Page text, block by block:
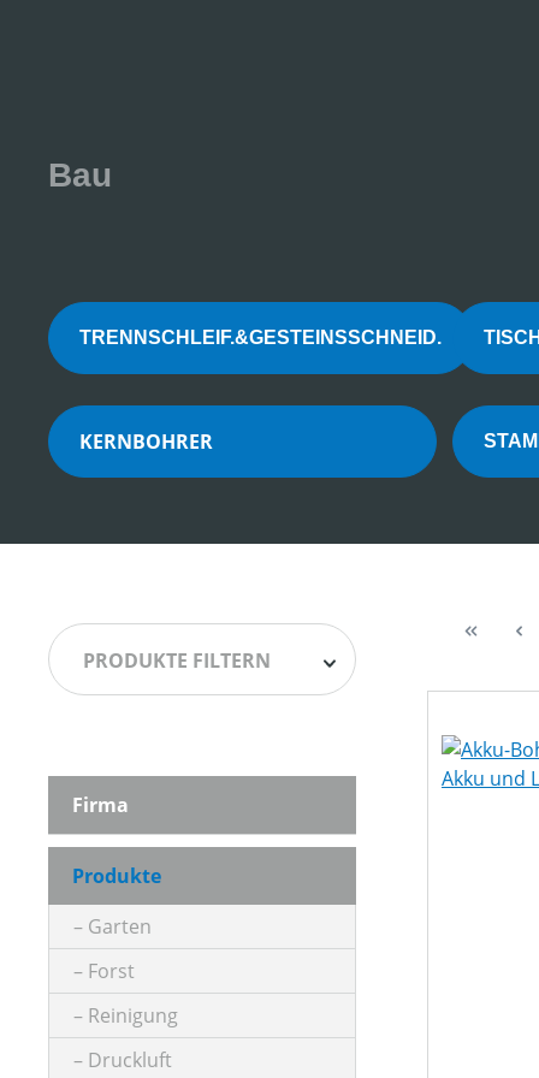
Bau
TRENNSCHLEIF.&GESTEINSSCHNEID.
KERNBOHRER
PRODUKTE FILTERN
AKKUKAPAZITÄT (IN AH)
ANSAUGLEISTUNG (IN L/MIN)
ARBEITSDRUCK (IN BAR)
Firma
Produkte
Garten
Forst
Reinigung
Druckluft